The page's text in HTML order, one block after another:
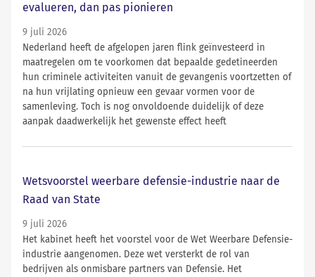
evalueren, dan pas pionieren
9 juli 2026
Nederland heeft de afgelopen jaren flink geïnvesteerd in
maatregelen om te voorkomen dat bepaalde gedetineerden
hun criminele activiteiten vanuit de gevangenis voortzetten of
na hun vrijlating opnieuw een gevaar vormen voor de
samenleving. Toch is nog onvoldoende duidelijk of deze
aanpak daadwerkelijk het gewenste effect heeft
Wetsvoorstel weerbare defensie-industrie naar de
Raad van State
9 juli 2026
Het kabinet heeft het voorstel voor de Wet Weerbare Defensie-
industrie aangenomen. Deze wet versterkt de rol van
bedrijven als onmisbare partners van Defensie. Het